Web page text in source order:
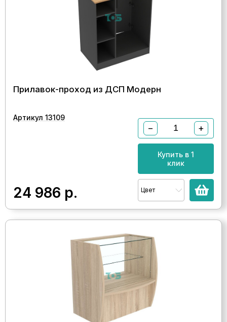
Прилавок-проход из ДСП Модерн
Артикул 13109
24 986 р.
− +
Купить в 1
клик
Цвет